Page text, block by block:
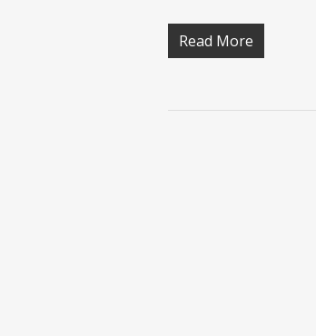
Read More